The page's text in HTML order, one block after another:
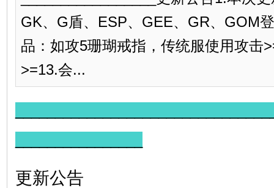
GK、G盾、ESP、GEE、GR、GOM
品：如攻5珊瑚戒指，传统服使用攻击
>=13.会...
更新公告